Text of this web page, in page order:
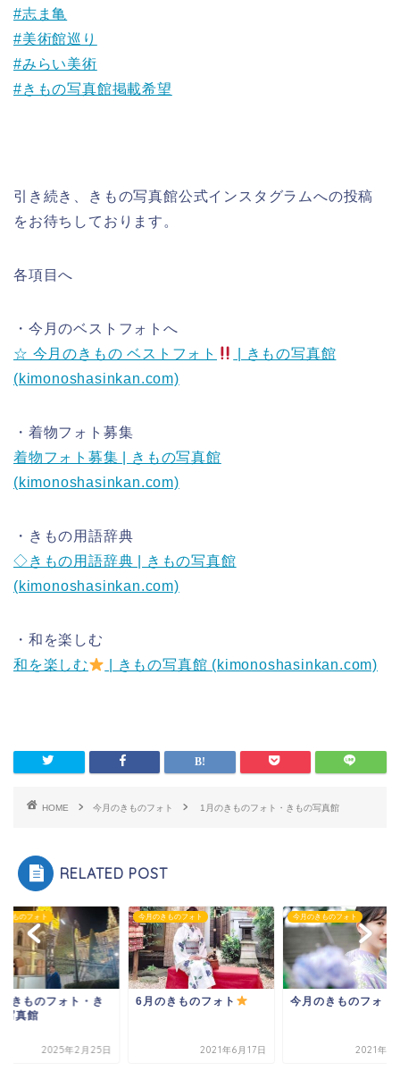
#志ま亀
#美術館巡り
#みらい美術
#きもの写真館掲載希望
引き続き、きもの写真館公式インスタグラムへの投稿
をお待ちしております。
各項目へ
・今月のベストフォトへ
☆ 今月のきもの ベストフォト
| きもの写真館
(kimonoshasinkan.com)
・着物フォト募集
着物フォト募集 | きもの写真館
(kimonoshasinkan.com)
・きもの用語辞典
◇きもの用語辞典 | きもの写真館
(kimonoshasinkan.com)
・和を楽しむ
和を楽しむ
| きもの写真館 (kimonoshasinkan.com)
HOME 今月のきものフォト 1月のきものフォト・きもの写真館
RELATED POST
きものフォト
きものフォト・き
写真館
2025年2月25日
今月のきものフォト
6月のきものフォト
2021年6月17日
今月のきものフォト
今月のきものフォト
2021年6